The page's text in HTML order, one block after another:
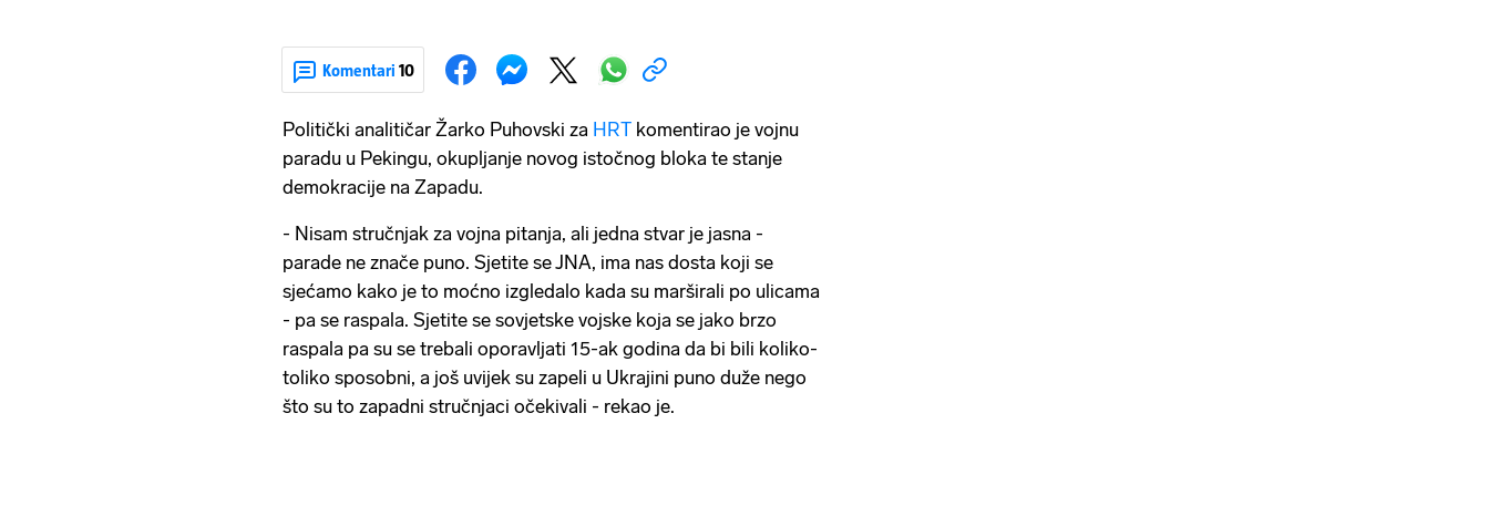
Komentari 10
Politički analitičar Žarko Puhovski za HRT komentirao je vojnu
paradu u Pekingu, okupljanje novog istočnog bloka te stanje
demokracije na Zapadu.
- Nisam stručnjak za vojna pitanja, ali jedna stvar je jasna -
parade ne znače puno. Sjetite se JNA, ima nas dosta koji se
sjećamo kako je to moćno izgledalo kada su marširali po ulicama
- pa se raspala. Sjetite se sovjetske vojske koja se jako brzo
raspala pa su se trebali oporavljati 15-ak godina da bi bili koliko-
toliko sposobni, a još uvijek su zapeli u Ukrajini puno duže nego
što su to zapadni stručnjaci očekivali - rekao je.